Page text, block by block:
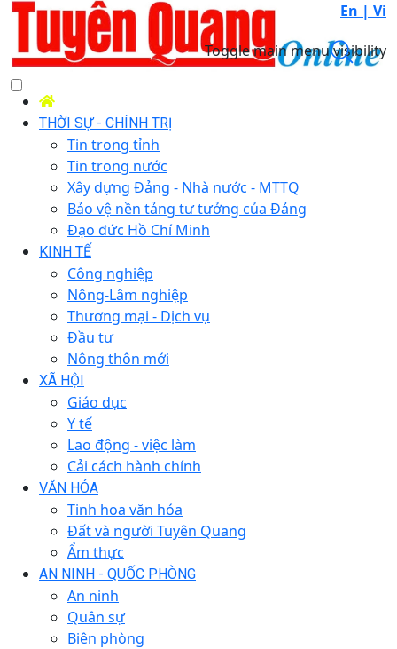
En | Vi
Toggle main menu visibility
THỜI SỰ - CHÍNH TRỊ
Tin trong tỉnh
Tin trong nước
Xây dựng Đảng - Nhà nước - MTTQ
Bảo vệ nền tảng tư tưởng của Đảng
Đạo đức Hồ Chí Minh
KINH TẾ
Công nghiệp
Nông-Lâm nghiệp
Thương mại - Dịch vụ
Đầu tư
Nông thôn mới
XÃ HỘI
Giáo dục
Y tế
Lao động - việc làm
Cải cách hành chính
VĂN HÓA
Tinh hoa văn hóa
Đất và người Tuyên Quang
Ẩm thực
AN NINH - QUỐC PHÒNG
An ninh
Quân sự
Biên phòng